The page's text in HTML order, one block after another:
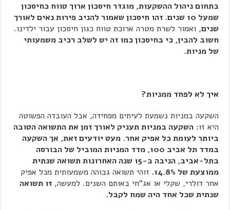
בתחום ניהול ההשקעות, מוגדר חיסכון ארוך טווח כחיסכון
שמעל 10 שנים. זהו חיסכון שאמור להניב פירות נאים לאורך
שנים, ואמור לשרת מטרה ארוכת טווח כגון חיסכון עבור ילדינו.
חשוב להבין, כי בחיסכון כמו זה יש לשלב רכיב משמעותי
של מניות.
איך לא לפחד ממניות?
השקעה במניות נשמעת לעיתים מפחידה, אבל העובדה הפשוטה
היא זו:השקעה במניות תעניק לאורך זמן את התשואה הטובה
ביותר לעומת כל אפיק אחר. מעט יודעים זאת, אך השקעה
במדד תל אביב 100, מדד המניות המוביל של הבורסה
בתל-אביב, הניבה ב-15 שנה האחרונות תשואה שנתית
ממוצעת של 14.8%.
זוהי תשואה גבוהה משמעותית מכל אפיק
אחר דולרי, שקלי או אג"חי באותם השנים. למעשה,זו תשואה
שנתית שכל אחד היה שמח לקבל.